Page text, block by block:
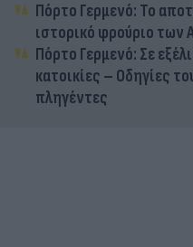
Πόρτο Γερμενό: Το
ιστορικό φρούριο των
Πόρτο Γερμενό: Σε
κατοικίες – Οδηγίες
πληγέντες